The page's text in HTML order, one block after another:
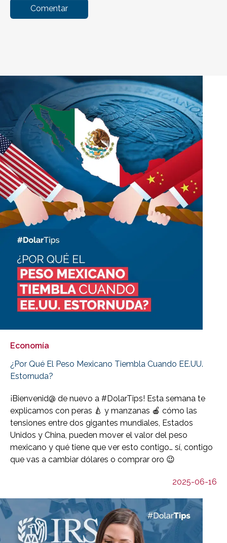
Comentar
Economía
¿Por Qué El Peso Mexicano Tiembla Cuando EE.UU.
Estornuda?
¡Bienvenid@ de nuevo a #DolarTips! Esta semana te
explicamos con peras 🍐 y manzanas 🍎 cómo las
tensiones entre dos gigantes mundiales, Estados
Unidos y China, pueden mover el valor del peso
mexicano y qué tiene que ver esto contigo… sí, contigo
que vas a cambiar dólares o comprar oro 😉
2025-06-16